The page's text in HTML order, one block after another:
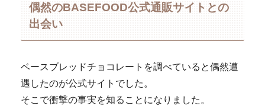
偶然のBASEFOOD公式通販サイトとの
出会い
ベースブレッドチョコレートを調べていると偶然遭
遇したのが公式サイトでした。
そこで衝撃の事実を知ることになりました。